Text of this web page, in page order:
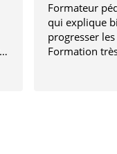
Formateur
qui explique
progresser
Formation